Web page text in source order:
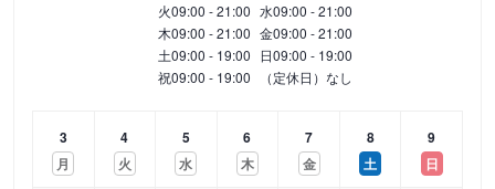
火09:00 - 21:00 水09:00 - 21:00
木09:00 - 21:00 金09:00 - 21:00
土09:00 - 19:00 日09:00 - 19:00
祝09:00 - 19:00 （定休日）なし
3
月
4
火
5
水
6
木
7
金
8
土
9
日